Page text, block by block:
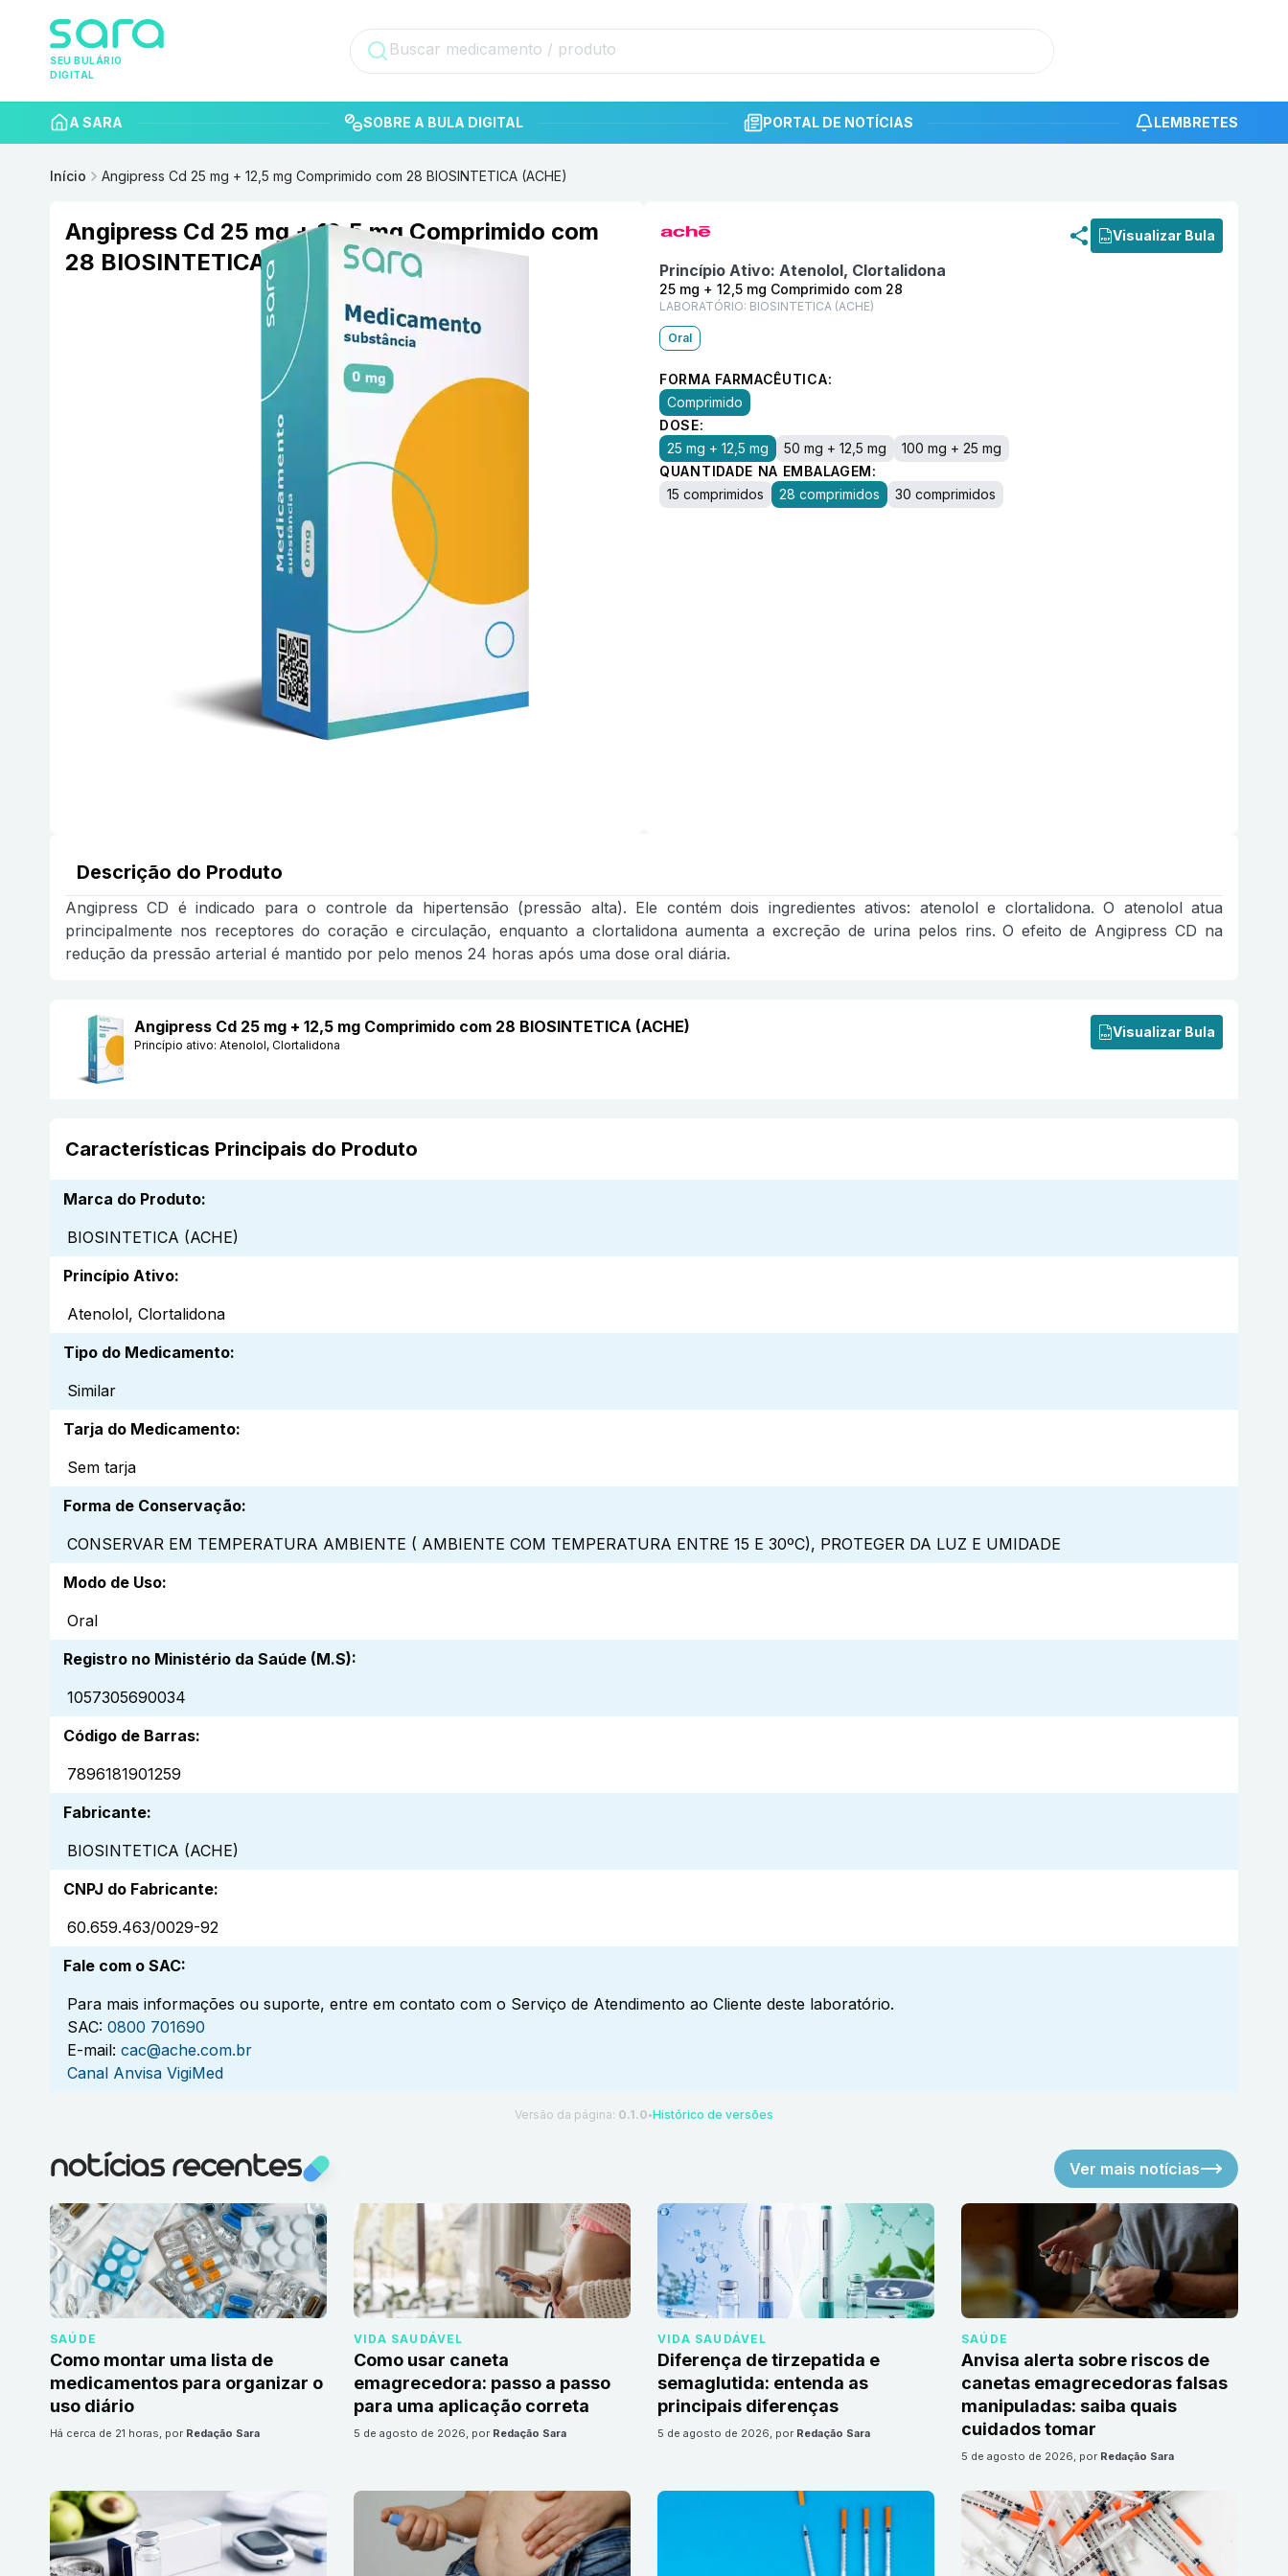
SEU BULÁRIO
DIGITAL
A SARA SOBRE A BULA DIGITAL PORTAL DE NOTÍCIAS LEMBRETES
Início Angipress Cd 25 mg + 12,5 mg Comprimido com 28 BIOSINTETICA (ACHE)
Angipress Cd 25 mg + 12,5 mg Comprimido com
28 BIOSINTETICA (ACHE)
Visualizar Bula
Princípio Ativo: Atenolol, Clortalidona
25 mg + 12,5 mg Comprimido com 28
LABORATÓRIO: BIOSINTETICA (ACHE)
Oral
FORMA FARMACÊUTICA:
Comprimido
DOSE:
25 mg + 12,5 mg
50 mg + 12,5 mg
100 mg + 25 mg
QUANTIDADE NA EMBALAGEM:
15 comprimidos
28 comprimidos 30 comprimidos
Descrição do Produto
Angipress CD é indicado para o controle da hipertensão (pressão alta). Ele contém dois ingredientes ativos: atenolol e clortalidona. O atenolol atua
principalmente nos receptores do coração e circulação, enquanto a clortalidona aumenta a excreção de urina pelos rins. O efeito de Angipress CD na
redução da pressão arterial é mantido por pelo menos 24 horas após uma dose oral diária.
Angipress Cd 25 mg + 12,5 mg Comprimido com 28 BIOSINTETICA (ACHE)
Princípio ativo: Atenolol, Clortalidona
Visualizar Bula
Características Principais do Produto
Marca do Produto:
BIOSINTETICA (ACHE)
Princípio Ativo:
Atenolol, Clortalidona
Tipo do Medicamento:
Similar
Tarja do Medicamento:
Sem tarja
Forma de Conservação:
CONSERVAR EM TEMPERATURA AMBIENTE ( AMBIENTE COM TEMPERATURA ENTRE 15 E 30ºC), PROTEGER DA LUZ E UMIDADE
Modo de Uso:
Oral
Registro no Ministério da Saúde (M.S):
1057305690034
Código de Barras:
7896181901259
Fabricante:
BIOSINTETICA (ACHE)
CNPJ do Fabricante:
60.659.463/0029-92
Fale com o SAC:
Para mais informações ou suporte, entre em contato com o Serviço de Atendimento ao Cliente deste laboratório.
SAC: 0800 701690
E-mail: cac@ache.com.br
Canal Anvisa VigiMed
Versão da página: 0.1.0 ●Histórico de versões
notícias recentes Ver mais notícias
SAÚDE
Como montar uma lista de
medicamentos para organizar o
uso diário
há cerca de 21 horas, por Redação Sara
VIDA SAUDÁVEL
Como usar caneta
emagrecedora: passo a passo
para uma aplicação correta
5 de agosto de 2026, por Redação Sara
VIDA SAUDÁVEL
Diferença de tirzepatida e
semaglutida: entenda as
principais diferenças
5 de agosto de 2026, por Redação Sara
SAÚDE
Anvisa alerta sobre riscos de
canetas emagrecedoras falsas
manipuladas: saiba quais
cuidados tomar
5 de agosto de 2026, por Redação Sara